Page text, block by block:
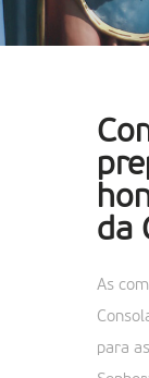
da
As
para